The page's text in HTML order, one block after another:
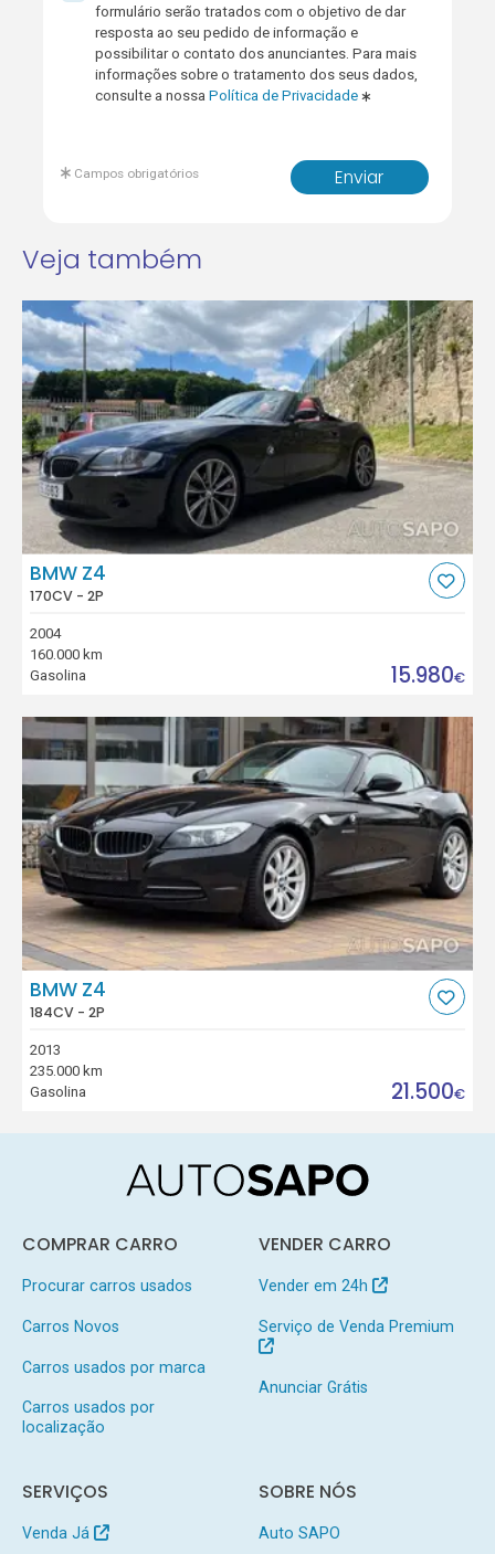
formulário serão tratados com o objetivo de dar
resposta ao seu pedido de informação e
possibilitar o contato dos anunciantes. Para mais
informações sobre o tratamento dos seus dados,
consulte a nossaPolítica de Privacidade
Enviar
Campos obrigatórios
Veja também
BMW Z4
170CV - 2P
2004
160.000 km
Gasolina
15.980€
BMW Z4
184CV - 2P
2013
235.000 km
Gasolina
21.500€
COMPRAR CARRO
Procurar carros usados
Carros Novos
Carros usados por marca
Carros usados por
localização
VENDER CARRO
Vender em 24h
Serviço de Venda Premium
Anunciar Grátis
SERVIÇOS
Venda Já
SOBRE NÓS
Auto SAPO